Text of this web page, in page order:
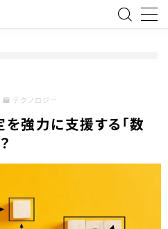
テクノロジー
強力に支援する「数